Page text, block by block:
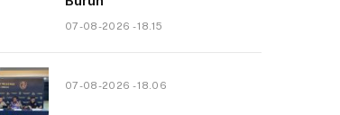
07-08-2026 - 18.15
07-08-2026 - 18.06